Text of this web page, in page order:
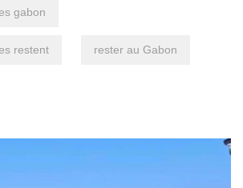
gabon
restent rester au Gabon